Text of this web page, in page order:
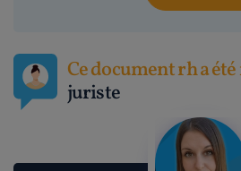
Ce document rh a
juriste